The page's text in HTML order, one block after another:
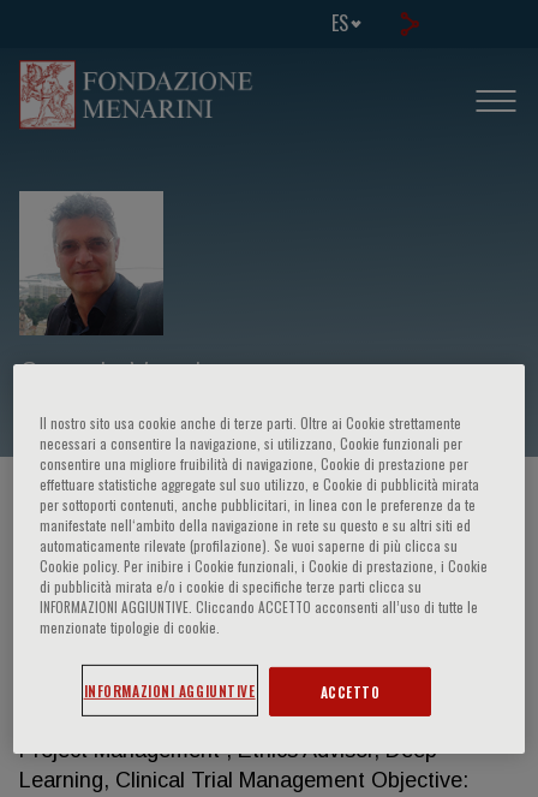
ES
Corrado Vecchi
HOME PAGE / CURSOS Y EVENTOS / ORADOR
Corrado Vecchi
OPADE Horizon 2021-27 Project https://www.aie-
op.com/news/ Role: Post-Grant International
Project Management , Ethics Advisor, Deep
Learning, Clinical Trial Management Objective:
Il nostro sito usa cookie anche di terze parti. Oltre ai Cookie strettamente
necessari a consentire la navigazione, si utilizzano, Cookie funzionali per
consentire una migliore fruibilità di navigazione, Cookie di prestazione per
effettuare statistiche aggregate sul suo utilizzo, e Cookie di pubblicità mirata
per sottoporti contenuti, anche pubblicitari, in linea con le preferenze da te
manifestate nell‘ambito della navigazione in rete su questo e su altri siti ed
automaticamente rilevate (profilazione). Se vuoi saperne di più clicca su
Cookie policy. Per inibire i Cookie funzionali, i Cookie di prestazione, i Cookie
di pubblicità mirata e/o i cookie di specifiche terze parti clicca su
INFORMAZIONI AGGIUNTIVE. Cliccando ACCETTO acconsenti all’uso di tutte le
menzionate tipologie di cookie.
INFORMAZIONI AGGIUNTIVE ACCETTO